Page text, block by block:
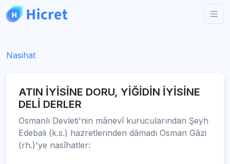
Nasihat
ATIN İYİSİNE DORU, YİĞİDİN İYİSİNE
DELİ DERLER
Osmanlı Devleti'nin mânevî kurucularından Şeyh
Edebali (k.s.) hazretlerinden dâmadı Osman Gâzi
(rh.)'ye nasîhatler: